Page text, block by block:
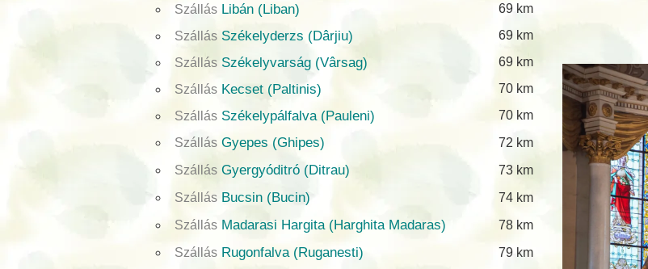
Szállás Libán (Liban)
69 km
Szállás Székelyderzs (Dârjiu)
69 km
Szállás Székelyvarság (Vârsag)
69 km
Szállás Kecset (Paltinis)
70 km
Szállás Székelypálfalva (Pauleni)
70 km
Szállás Gyepes (Ghipes)
72 km
Szállás Gyergyóditró (Ditrau)
73 km
Szállás Bucsin (Bucin)
74 km
Szállás Madarasi Hargita (Harghita Madaras)
78 km
Szállás Rugonfalva (Ruganesti)
79 km